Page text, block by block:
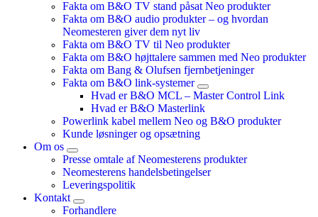
Fakta om B&O TV stand påsat Neo produkter
Fakta om B&O audio produkter – og hvordan
Neomesteren giver dem nyt liv
Fakta om B&O TV til Neo produkter
Fakta om B&O højttalere sammen med Neo produkter
Fakta om Bang & Olufsen fjernbetjeninger
Fakta om B&O link-systemer
Hvad er B&O MCL – Master Control Link
Hvad er B&O Masterlink
Powerlink kabel mellem Neo og B&O produkter
Kunde løsninger og opsætning
Om os
Presse omtale af Neomesterens produkter
Neomesterens handelsbetingelser
Leveringspolitik
Kontakt
Forhandlere